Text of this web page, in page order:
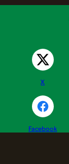
X
Facebook